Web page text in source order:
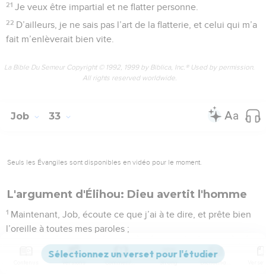
21 Je veux être impartial et ne flatter personne.
22 D’ailleurs, je ne sais pas l’art de la flatterie, et celui qui m’a
fait m’enlèverait bien vite.
La Bible Du Semeur Copyright © 1992, 1999 by Biblica, Inc.® Used by permission.
All rights reserved worldwide.
Job 33
Seuls les Évangiles sont disponibles en vidéo pour le moment.
L'argument d'Élihou: Dieu avertit l'homme
1 Maintenant, Job, écoute ce que j’ai à te dire, et prête bien
l’oreille à toutes mes paroles ;
voici, j’ouvre la bouche, et ma langue s’exprime.
Mes mots proviennent d’un cœur sincère, ma bouche
Versions Commentaires Strong